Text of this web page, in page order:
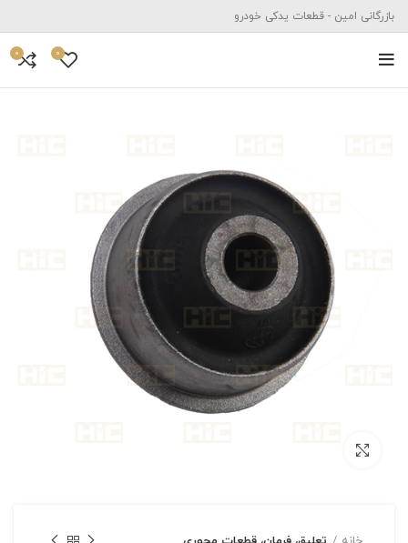
بازرگانی امین - قطعات یدکی خودرو
0
0